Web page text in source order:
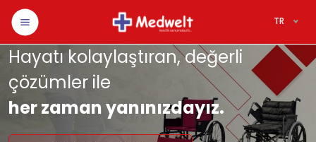
TR
Hayatı kolaylaştıran, değerli
çözümler ile
her zaman yanınızdayız.